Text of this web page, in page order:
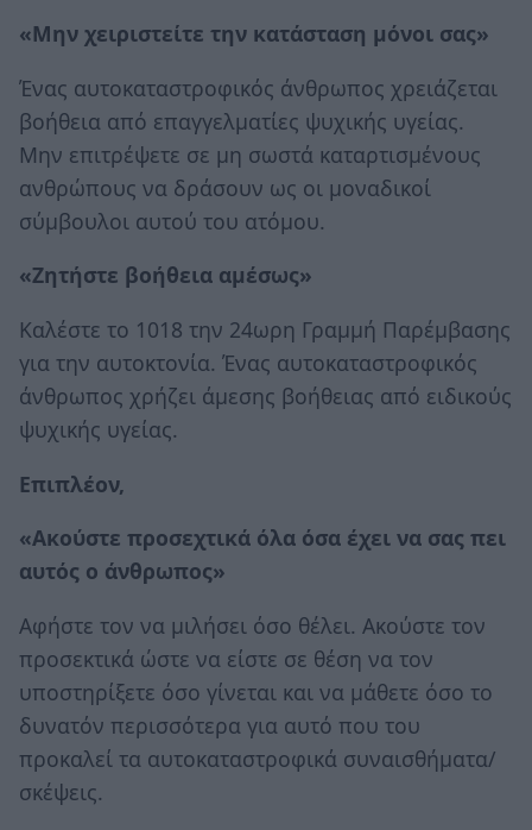
«Μην χειριστείτε την κατάσταση μόνοι σας»
Ένας αυτοκαταστροφικός άνθρωπος χρειάζεται
βοήθεια από επαγγελματίες ψυχικής υγείας.
Μην επιτρέψετε σε μη σωστά καταρτισμένους
ανθρώπους να δράσουν ως οι μοναδικοί
σύμβουλοι αυτού του ατόμου.
«Ζητήστε βοήθεια αμέσως»
Καλέστε το 1018 την 24ωρη Γραμμή Παρέμβασης
για την αυτοκτονία. Ένας αυτοκαταστροφικός
άνθρωπος χρήζει άμεσης βοήθειας από ειδικούς
ψυχικής υγείας.
Επιπλέον,
«Ακούστε προσεχτικά όλα όσα έχει να σας πει
αυτός ο άνθρωπος»
Αφήστε τον να μιλήσει όσο θέλει. Ακούστε τον
προσεκτικά ώστε να είστε σε θέση να τον
υποστηρίξετε όσο γίνεται και να μάθετε όσο το
δυνατόν περισσότερα για αυτό που του
προκαλεί τα αυτοκαταστροφικά συναισθήματα/
σκέψεις.